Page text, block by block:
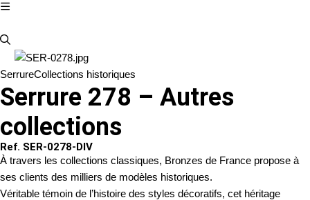
SerrureCollections historiques
Serrure 278 – Autres
collections
Ref. SER-0278-DIV
À travers les collections classiques, Bronzes de France propose à
ses clients des milliers de modèles historiques.
Véritable témoin de l’histoire des styles décoratifs, cet héritage